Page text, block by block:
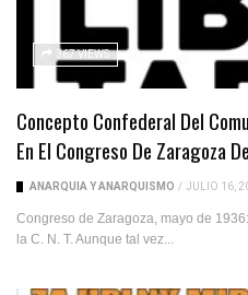
367 VIEWS
Concepto Confederal Del
En El Congreso De Zaragoza
ANARQUÍA Y ANARQUISMO / JULIO 16,
Congreso de Zaragoza, mayo de
la C. N. T. Aunque tal vez...